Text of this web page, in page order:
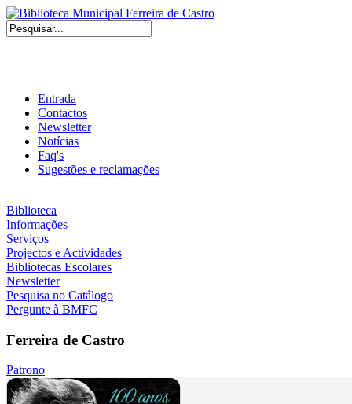
Entrada
Contactos
Newsletter
Notícias
Faq's
Sugestões e reclamações
Biblioteca
Informações
Serviços
Projectos e Actividades
Bibliotecas Escolares
Newsletter
Pesquisa no Catálogo
Pergunte à BMFC
Ferreira de Castro
Patrono